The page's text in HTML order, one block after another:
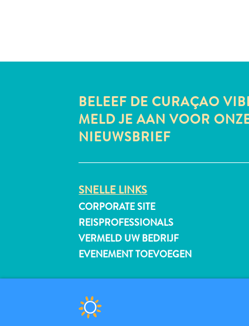
BELEEF DE CURAÇAO
MELD JE AAN VOOR
NIEUWSBRIEF
SNELLE LINKS
CORPORATE SITE
REISPROFESSIONALS
VERMELD UW BEDRIJF
EVENEMENT TOEVOEGEN